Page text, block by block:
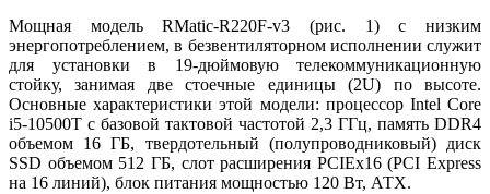
Мощная модель RMatic-R220F-v3 (рис. 1) с низким
энергопотреблением, в безвентиляторном исполнении служит
для установки в 19‑дюймовую телекоммуникационную
стойку, занимая две стоечные единицы (2U) по высоте.
Основные характеристики этой модели: процессор Intel Core
i5-10500T с базовой тактовой частотой 2,3 ГГц, память DDR4
объемом 16 ГБ, твердотельный (полупроводниковый) диск
SSD объемом 512 ГБ, слот расширения PCIEx16 (PCI Express
на 16 линий), блок питания мощностью 120 Вт, АТХ.